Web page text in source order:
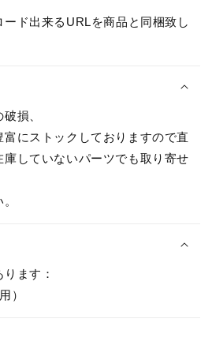
ード出来るURLを商品と同梱致し
損、
にストックしておりますので直
庫していないパーツでも取り寄せ
ます：
）